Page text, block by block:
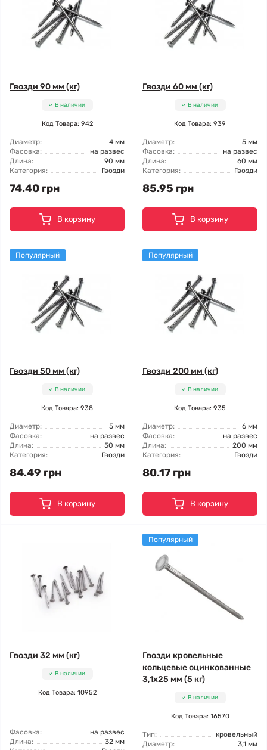
Гвозди 90 мм (кг)
В наличии
Код Товара: 942
Диаметр:
4 мм
Фасовка:
на развес
Длина:
90 мм
Категория:
Гвозди
74.40 грн
В корзину
Гвозди 60 мм (кг)
В наличии
Код Товара: 939
Диаметр:
5 мм
Фасовка:
на развес
Длина:
60 мм
Категория:
Гвозди
85.95 грн
В корзину
Популярный
Гвозди 50 мм (кг)
В наличии
Код Товара: 938
Диаметр:
5 мм
Фасовка:
на развес
Длина:
50 мм
Категория:
Гвозди
84.49 грн
В корзину
Популярный
Гвозди 200 мм (кг)
В наличии
Код Товара: 935
Диаметр:
6 мм
Фасовка:
на развес
Длина:
200 мм
Категория:
Гвозди
80.17 грн
В корзину
Гвозди 32 мм (кг)
В наличии
Код Товара: 10952
Фасовка:
на развес
Длина:
32 мм
Популярный
Гвозди кровельные
кольцевые оцинкованные
3,1x25 мм (5 кг)
В наличии
Код Товара: 16570
Тип:
кровельный
Диаметр:
3,1 мм